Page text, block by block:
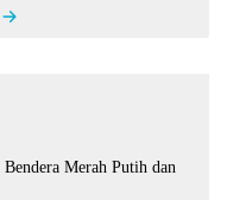
Merah Putih dan